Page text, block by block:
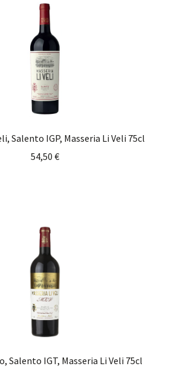
Salento IGP, Masseria Li Veli 75cl
54,50 €
Salento IGT, Masseria Li Veli 75cl